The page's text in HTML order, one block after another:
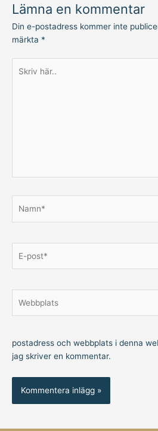
Lämna en kommentar
Din e-postadress kommer inte
märkta *
här..
post*
postadress och webbplats i denna
jag skriver en kommentar.